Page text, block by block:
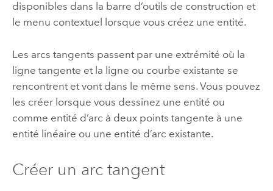
disponibles dans la barre d’outils de construction et
le menu contextuel lorsque vous créez une entité.
Les arcs tangents passent par une extrémité où la
ligne tangente et la ligne ou courbe existante se
rencontrent et vont dans le même sens. Vous pouvez
les créer lorsque vous dessinez une entité ou
comme entité d’arc à deux points tangente à une
entité linéaire ou une entité d’arc existante.
Créer un arc tangent